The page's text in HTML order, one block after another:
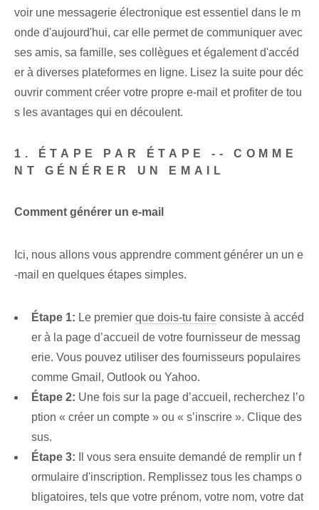
voir une messagerie électronique est essentiel dans le m
onde d'aujourd'hui, car elle permet de communiquer avec
ses amis, sa famille, ses collègues et également d'accéd
er à diverses plateformes en ligne. Lisez la suite pour déc
ouvrir comment ‌créer votre propre e-mail et profiter de ‌tou
s les avantages qui en découlent.
1. ÉTAPE PAR ÉTAPE -- COMME
NT GÉNÉRER UN EMAIL
Comment générer un e-mail
Ici, nous allons vous apprendre comment générer un ‌un‍ e
-mail en quelques étapes simples.
Étape 1: Le premier que dois-tu faire consiste à accéd
er à la page d’accueil de votre fournisseur de messag
erie. Vous pouvez utiliser des fournisseurs populaires
comme Gmail, Outlook ou Yahoo.
Étape 2: Une fois sur la page d’accueil, recherchez l’o
ption « créer un compte » ou « s’inscrire ». Clique des
sus.
Étape 3: Il vous sera ensuite demandé de remplir un f
ormulaire d'inscription. ⁤Remplissez tous les champs o
bligatoires, tels que votre prénom, votre nom, votre dat